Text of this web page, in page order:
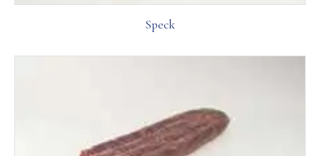
Speck